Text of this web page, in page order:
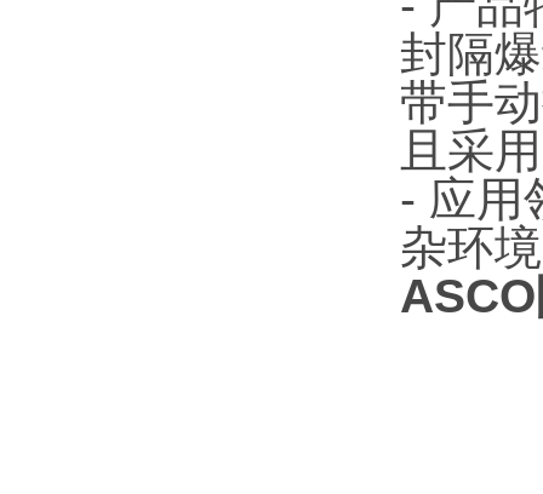
封隔
带手
且采
- 应用
杂环